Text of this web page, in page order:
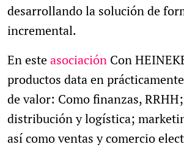
desarrollando la solución de
incremental.
En esteasociación Con
productos data en
de valor: Como finanzas,
distribución y logística;
así como ventas y comercio